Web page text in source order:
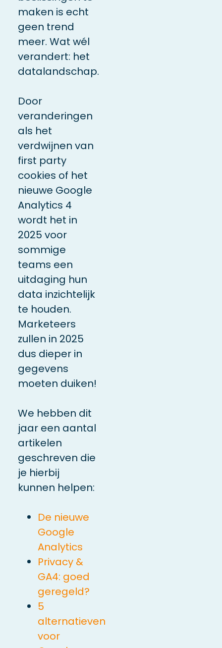
maken is echt
geen trend
meer. Wat wél
verandert: het
datalandschap.
Door
veranderingen
als het
verdwijnen van
first party
cookies of het
nieuwe Google
Analytics 4
wordt het in
2025 voor
sommige
teams een
uitdaging hun
data inzichtelijk
te houden.
Marketeers
zullen in 2025
dus dieper in
gegevens
moeten duiken!
We hebben dit
jaar een aantal
artikelen
geschreven die
je hierbij
kunnen helpen:
De nieuwe
Google
Analytics
Privacy &
GA4: goed
geregeld?
5
alternatieven
voor